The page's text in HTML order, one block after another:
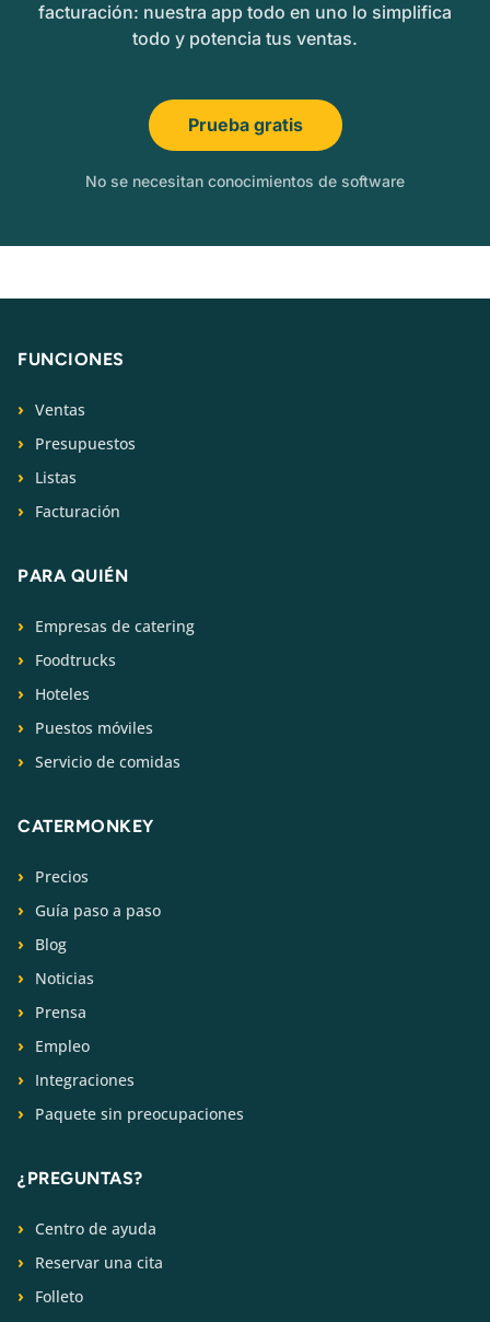
facturación: nuestra app todo en uno lo simplifica
todo y potencia tus ventas.
Prueba gratis
No se necesitan conocimientos de software
FUNCIONES
Ventas
Presupuestos
Listas
Facturación
PARA QUIÉN
Empresas de catering
Foodtrucks
Hoteles
Puestos móviles
Servicio de comidas
CATERMONKEY
Precios
Guía paso a paso
Blog
Noticias
Prensa
Empleo
Integraciones
Paquete sin preocupaciones
¿PREGUNTAS?
Centro de ayuda
Reservar una cita
Folleto